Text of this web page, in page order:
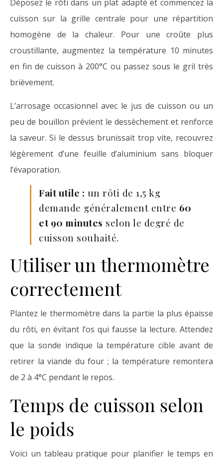
Déposez le rôti dans un plat adapté et commencez la
cuisson sur la grille centrale pour une répartition
homogène de la chaleur. Pour une croûte plus
croustillante, augmentez la température 10 minutes
en fin de cuisson à 200°C ou passez sous le gril très
brièvement.
L’arrosage occasionnel avec le jus de cuisson ou un
peu de bouillon prévient le dessèchement et renforce
la saveur. Si le dessus brunissait trop vite, recouvrez
légèrement d’une feuille d’aluminium sans bloquer
l’évaporation.
Fait utile : un rôti de 1,5 kg
demande généralement entre 60
et 90 minutes selon le degré de
cuisson souhaité.
Utiliser un thermomètre
correctement
Plantez le thermomètre dans la partie la plus épaisse
du rôti, en évitant l’os qui fausse la lecture. Attendez
que la sonde indique la température cible avant de
retirer la viande du four ; la température remontera
de 2 à 4°C pendant le repos.
Temps de cuisson selon
le poids
Voici un tableau pratique pour planifier le temps en